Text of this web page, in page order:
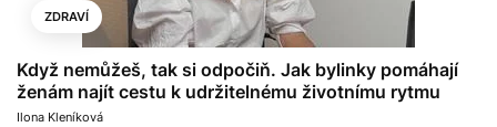
ZDRAVÍ
Když nemůžeš, tak si odpočiň. Jak bylinky pomáhají
ženám najít cestu k udržitelnému životnímu rytmu
Ilona Kleníková